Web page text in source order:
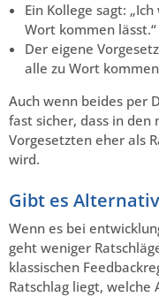
Ein Kollege sagt:
Wort kommen lässt.“
Der eigene
alle zu Wort
Auch wenn beides per
fast sicher, dass in den
Vorgesetzten eher als
wird.
Gibt es
Wenn es bei
geht weniger
klassischen
Ratschlag liegt,